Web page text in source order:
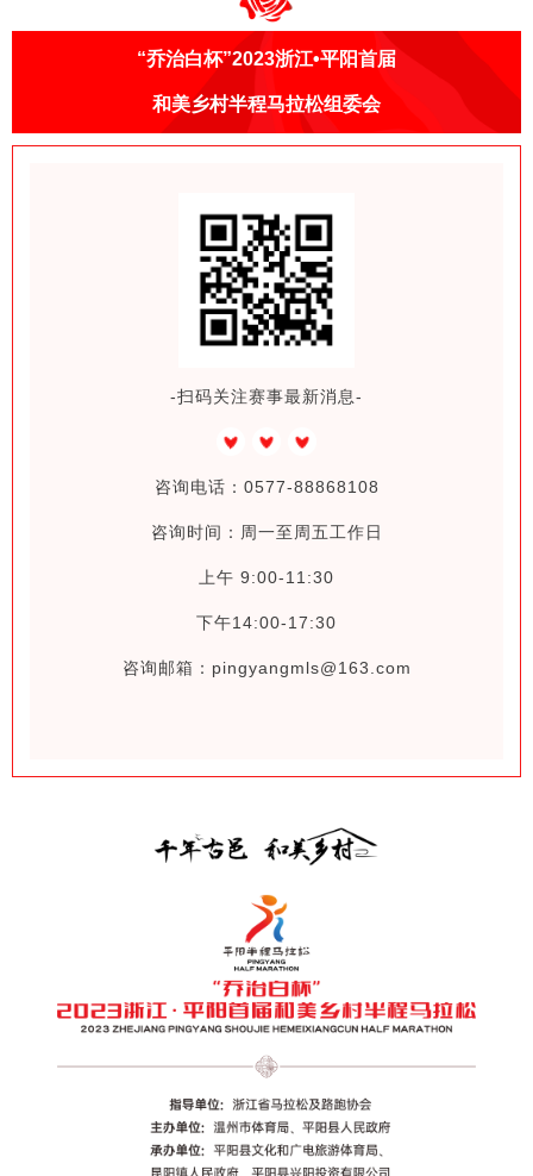
“乔治白杯”2023浙江•平阳首届
和美乡村半程马拉松组委会
-扫码关注赛事最新消息-
咨询电话：0577-88868108
咨询时间：周一至周五工作日
上午 9:00-11:30
下午14:00-17:30
咨询邮箱：pingyangmls@163.com